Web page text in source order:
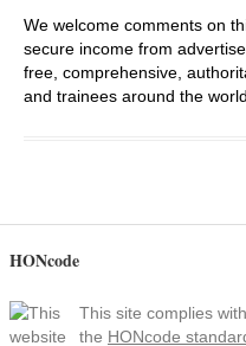
We welcome comments on
secure income from
free, comprehensive,
and trainees around the
HONcode
This site complies with
the HONcode